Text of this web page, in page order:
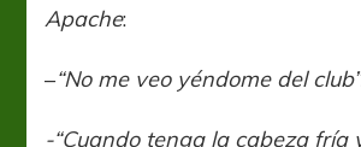
Apache:
–“No me veo yéndome del
-“Cuando tenga la cabeza fría